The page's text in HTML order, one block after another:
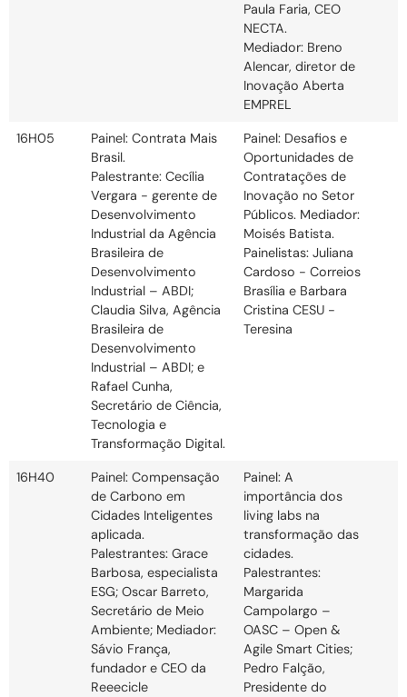
Paula Faria, CEO
NECTA.
Mediador: Breno
Alencar, diretor de
Inovação Aberta
EMPREL
16H05
Painel: Contrata Mais
Brasil.
Palestrante: Cecília
Vergara - gerente de
Desenvolvimento
Industrial da Agência
Brasileira de
Desenvolvimento
Industrial – ABDI;
Claudia Silva, Agência
Brasileira de
Desenvolvimento
Industrial – ABDI; e
Rafael Cunha,
Secretário de Ciência,
Tecnologia e
Transformação Digital.
Painel: Desafios e
Oportunidades de
Contratações de
Inovação no Setor
Públicos. Mediador:
Moisés Batista.
Painelistas: Juliana
Cardoso - Correios
Brasília e Barbara
Cristina CESU -
Teresina
16H40
Painel: Compensação
de Carbono em
Cidades Inteligentes
aplicada.
Palestrantes: Grace
Barbosa, especialista
ESG; Oscar Barreto,
Secretário de Meio
Ambiente; Mediador:
Sávio França,
fundador e CEO da
Reeecicle
Painel: A
importância dos
living labs na
transformação das
cidades.
Palestrantes:
Margarida
Campolargo –
OASC – Open &
Agile Smart Cities;
Pedro Falção,
Presidente do